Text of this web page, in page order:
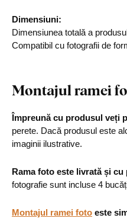
Dimensiuni:
Dimensiunea totală a
Compatibil cu fotografii de
Montajul ramei
Împreună cu produsul veți
perete. Dacă produsul este
imaginii ilustrative.
Rama foto este livrată și
fotografie sunt incluse 4
Montajul ramei foto este